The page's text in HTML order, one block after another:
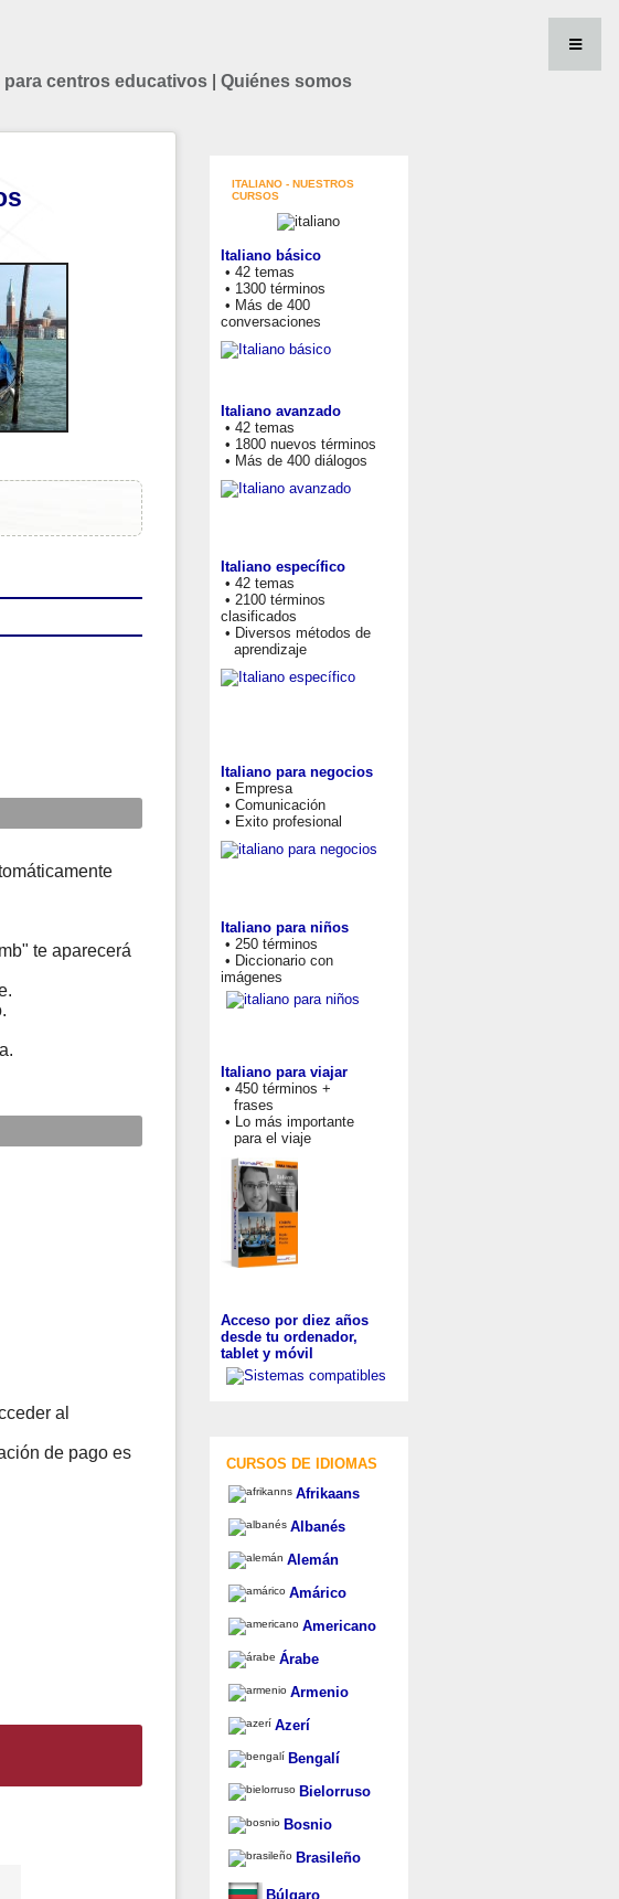
para centros educativos Quiénes somos
te aparecerá
al
de pago es
ITALIANO - NUESTROS
CURSOS
Italiano básico
• 42 temas
• 1300 términos
• Más de 400
conversaciones
Italiano avanzado
• 42 temas
• 1800 nuevos términos
• Más de 400 diálogos
Italiano específico
• 42 temas
• 2100 términos
clasificados
• Diversos métodos de
aprendizaje
Italiano para negocios
• Empresa
• Comunicación
• Exito profesional
Italiano para niños
• 250 términos
• Diccionario con
imágenes
Italiano para viajar
• 450 términos +
frases
• Lo más importante
para el viaje
Acceso por diez años
desde tu ordenador,
tablet y móvil
CURSOS DE IDIOMAS
Afrikaans
Albanés
Alemán
Amárico
Americano
Árabe
Armenio
Azerí
Bengalí
Bielorruso
Bosnio
Brasileño
Búlgaro